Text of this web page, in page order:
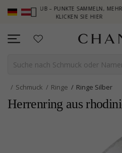
– PUNKTE SAMMELN, MEHR SEHEN –
KLICKEN SIE HIER
Schmuck Ringe Ringe Silber
Herrenring aus